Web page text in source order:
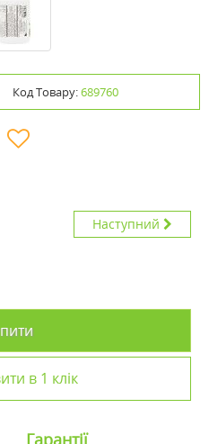
Код Товару:689760
Наступний
в 1 клік
Гарантії